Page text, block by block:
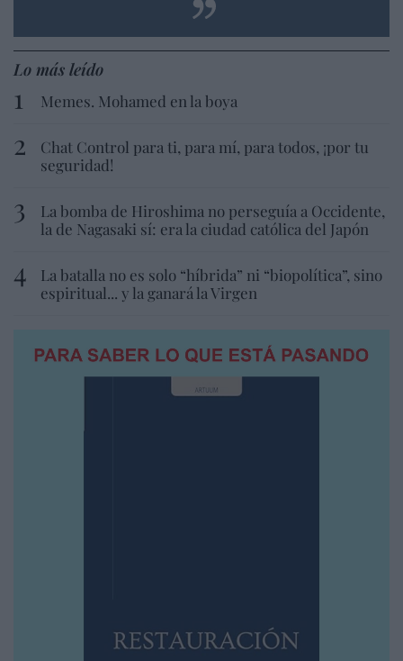
Lo más leído
Memes. Mohamed en la boya
Chat Control para ti, para mí, para todos, ¡por tu
seguridad!
La bomba de Hiroshima no perseguía a Occidente,
la de Nagasaki sí: era la ciudad católica del Japón
La batalla no es solo “híbrida” ni “biopolítica”, sino
espiritual... y la ganará la Virgen